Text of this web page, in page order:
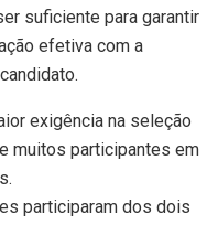
suficiente para garantir
efetiva com a
exigência na seleção
muitos participantes em
participaram dos dois